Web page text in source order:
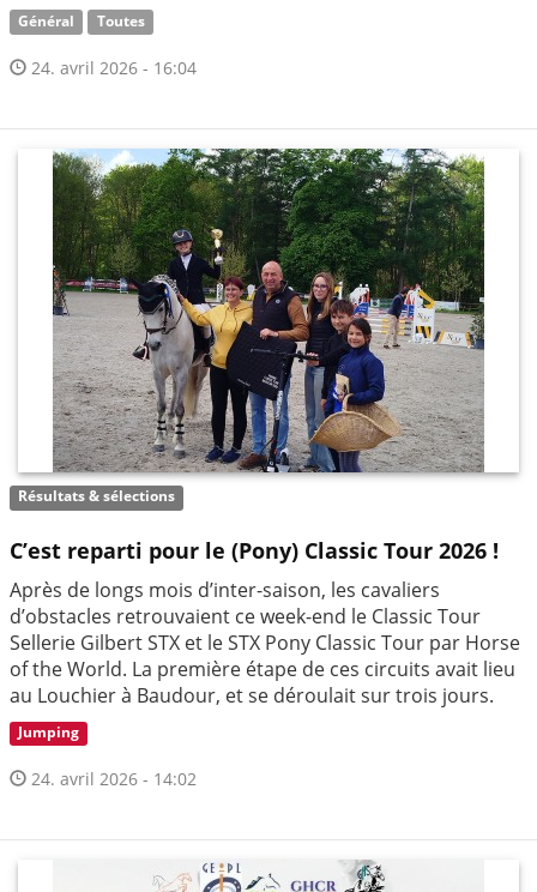
Général Toutes
24. avril 2026 - 16:04
Résultats & sélections
C’est reparti pour le (Pony) Classic Tour 2026 !
Après de longs mois d’inter-saison, les cavaliers
d’obstacles retrouvaient ce week-end le Classic Tour
Sellerie Gilbert STX et le STX Pony Classic Tour par Horse
of the World. La première étape de ces circuits avait lieu
au Louchier à Baudour, et se déroulait sur trois jours.
Jumping
24. avril 2026 - 14:02